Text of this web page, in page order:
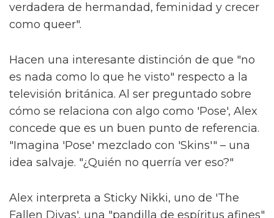
verdadera de hermandad, feminidad y crecer
como queer".
Hacen una interesante distinción de que "no
es nada como lo que he visto" respecto a la
televisión británica. Al ser preguntado sobre
cómo se relaciona con algo como 'Pose', Alex
concede que es un buen punto de referencia.
"Imagina 'Pose' mezclado con 'Skins'" – una
idea salvaje. "¿Quién no querría ver eso?"
Alex interpreta a Sticky Nikki, uno de 'The
Fallen Divas', una "pandilla de espíritus afines"